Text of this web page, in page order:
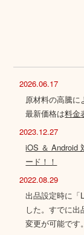
2026.06.17
原材料の高騰に
最新価格は料金
2023.12.27
iOS ＆ Android
ード！！
2022.08.29
出品設定時に「
した。すでに
変更が可能です。